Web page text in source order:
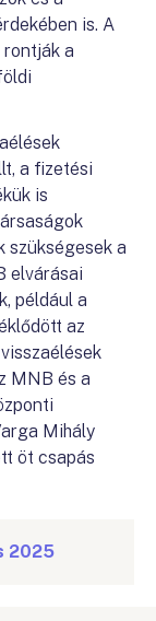
is. A
a
a fizetési
is
szükségesek a
elvárásai
például a
az
MNB és a
Mihály
öt csapás
2025